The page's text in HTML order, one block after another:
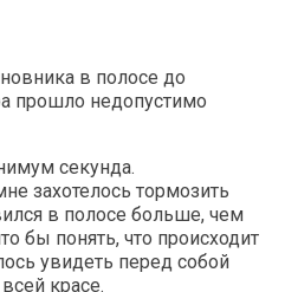
в полосе до
прошло недопустимо
секунда.
захотелось тормозить
в полосе больше, чем
бы понять, что происходит
увидеть перед собой
красе.